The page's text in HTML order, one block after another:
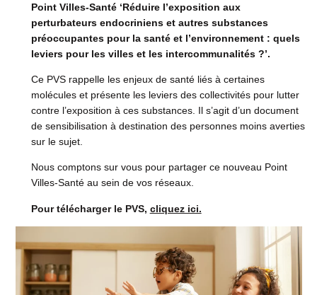
Point Villes-Santé ‘Réduire l’exposition aux
perturbateurs endocriniens et autres substances
préoccupantes pour la santé et l’environnement : quels
leviers pour les villes et les intercommunalités ?’.
Ce PVS rappelle les enjeux de santé liés à certaines
molécules et présente les leviers des collectivités pour lutter
contre l’exposition à ces substances. Il s’agit d’un document
de sensibilisation à destination des personnes moins averties
sur le sujet.
Nous comptons sur vous pour partager ce nouveau Point
Villes-Santé au sein de vos réseaux.
Pour télécharger le PVS, cliquez ici.